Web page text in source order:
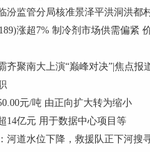
汾监管分局核准景泽平洪洞洪都
涨超7% 制冷剂市场供需偏紧
齐聚南大上演“巅峰对决”|焦点报
元/吨 由正向扩大转为缩小
14亿元 用于数据中心项目等
河道水位下降，救援队正下河搜